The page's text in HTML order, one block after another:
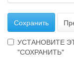
Сохранить
УСТАНОВИТЕ
"СОХРАНИТЬ"